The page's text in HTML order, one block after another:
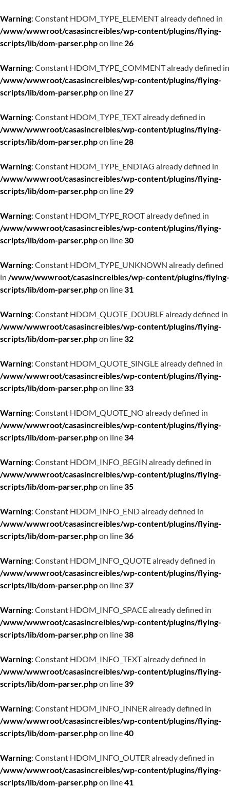
Warning: Constant HDOM_TYPE_ELEMENT already defined in
/www/wwwroot/casasincreibles/wp-content/plugins/flying-
scripts/lib/dom-parser.phpon line 26
Warning: Constant HDOM_TYPE_COMMENT already defined in
/www/wwwroot/casasincreibles/wp-content/plugins/flying-
scripts/lib/dom-parser.phpon line 27
Warning: Constant HDOM_TYPE_TEXT already defined in
/www/wwwroot/casasincreibles/wp-content/plugins/flying-
scripts/lib/dom-parser.phpon line 28
Warning: Constant HDOM_TYPE_ENDTAG already defined in
/www/wwwroot/casasincreibles/wp-content/plugins/flying-
scripts/lib/dom-parser.phpon line 29
Warning: Constant HDOM_TYPE_ROOT already defined in
/www/wwwroot/casasincreibles/wp-content/plugins/flying-
scripts/lib/dom-parser.phpon line30
Warning: Constant HDOM_TYPE_UNKNOWN already defined
in /www/wwwroot/casasincreibles/wp-content/plugins/flying-
scripts/lib/dom-parser.phpon line31
Warning: Constant HDOM_QUOTE_DOUBLE already defined in
/www/wwwroot/casasincreibles/wp-content/plugins/flying-
scripts/lib/dom-parser.phpon line32
Warning: Constant HDOM_QUOTE_SINGLE already defined in
/www/wwwroot/casasincreibles/wp-content/plugins/flying-
scripts/lib/dom-parser.phpon line33
Warning: Constant HDOM_QUOTE_NO already defined in
/www/wwwroot/casasincreibles/wp-content/plugins/flying-
scripts/lib/dom-parser.phpon line34
Warning: Constant HDOM_INFO_BEGIN already defined in
/www/wwwroot/casasincreibles/wp-content/plugins/flying-
scripts/lib/dom-parser.phpon line35
Warning: Constant HDOM_INFO_END already defined in
/www/wwwroot/casasincreibles/wp-content/plugins/flying-
scripts/lib/dom-parser.phpon line36
Warning: Constant HDOM_INFO_QUOTE already defined in
/www/wwwroot/casasincreibles/wp-content/plugins/flying-
scripts/lib/dom-parser.phpon line37
Warning: Constant HDOM_INFO_SPACE already defined in
/www/wwwroot/casasincreibles/wp-content/plugins/flying-
scripts/lib/dom-parser.phpon line38
Warning: Constant HDOM_INFO_TEXT already defined in
/www/wwwroot/casasincreibles/wp-content/plugins/flying-
scripts/lib/dom-parser.phpon line39
Warning: Constant HDOM_INFO_INNER already defined in
/www/wwwroot/casasincreibles/wp-content/plugins/flying-
scripts/lib/dom-parser.phpon line40
Warning: Constant HDOM_INFO_OUTER already defined in
/www/wwwroot/casasincreibles/wp-content/plugins/flying-
scripts/lib/dom-parser.phpon line41